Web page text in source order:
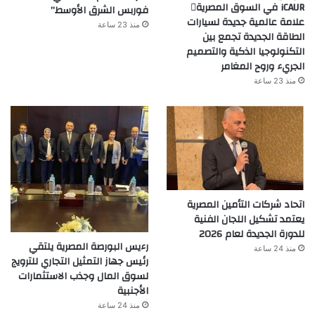
iCAUR في السوق المصرية
علامة عالمية جديدة لسيارات
الطاقة الجديدة تجمع بين
التكنولوجيا الذكية والتصميم
الجريء وروح المغامر
منذ 23 ساعة
فوربس الشرق الأوسط”
منذ 23 ساعة
اتحاد شركات التأمين المصرية
يعتمد تشكيل اللجان الفنية
للدورة الجديدة لعام 2026
منذ 24 ساعة
رءيس البورصة المصرية يلتقي
رئيس جهاز التمثيل التجاري للترويج
لسوق المال وجذب الاستثمارات
الأجنبية
منذ 24 ساعة